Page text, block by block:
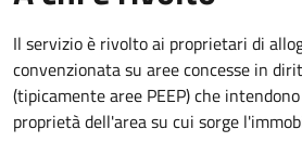
Il servizio è rivolto ai proprietari di
convenzionata su aree concesse in
(tipicamente aree PEEP) che
proprietà dell'area su cui sorge